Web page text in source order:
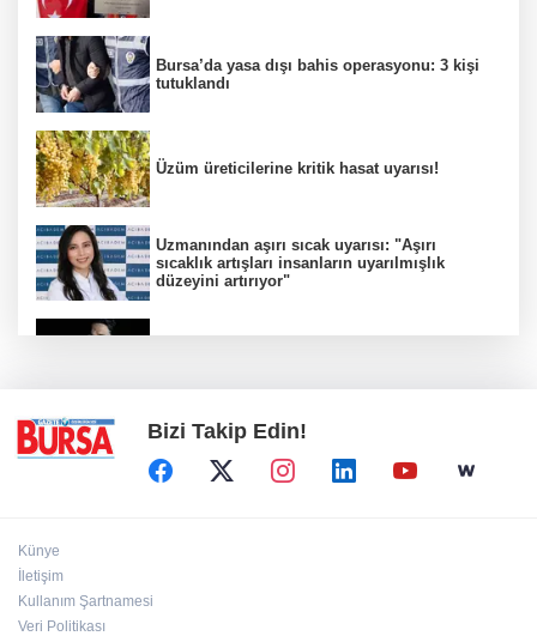
Bursa’da yasa dışı bahis operasyonu: 3 kişi
tutuklandı
Üzüm üreticilerine kritik hasat uyarısı!
Uzmanından aşırı sıcak uyarısı: "Aşırı
sıcaklık artışları insanların uyarılmışlık
düzeyini artırıyor"
Bizi Takip Edin!
Künye
İletişim
Kullanım Şartnamesi
Veri Politikası